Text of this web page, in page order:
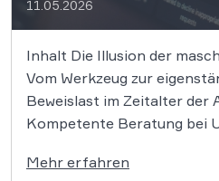
11.05.2026
Inhalt Die Illusion der
Vom Werkzeug zur
Beweislast im Zeitalter der
Kompetente Beratung bei
generativer KI wirft
Mehr erfahren